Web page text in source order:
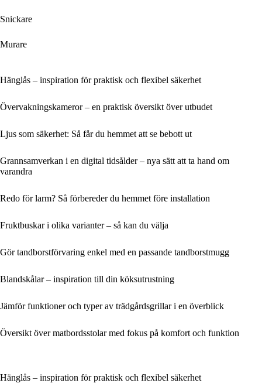
Snickare
Murare
Hänglås – inspiration för praktisk och flexibel säkerhet
Övervakningskameror – en praktisk översikt över utbudet
Ljus som säkerhet: Så får du hemmet att se bebott ut
Grannsamverkan i en digital tidsålder – nya sätt att ta hand om
varandra
Redo för larm? Så förbereder du hemmet före installation
Fruktbuskar i olika varianter – så kan du välja
Gör tandborstförvaring enkel med en passande tandborstmugg
Blandskålar – inspiration till din köksutrustning
Jämför funktioner och typer av trädgårdsgrillar i en överblick
Översikt över matbordsstolar med fokus på komfort och funktion
Hänglås – inspiration för praktisk och flexibel säkerhet